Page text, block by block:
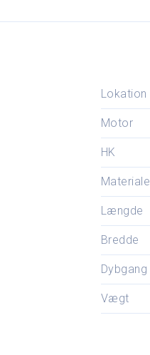
Lokation
Motor
HK
Materiale
Længde
Bredde
Dybgang
Vægt